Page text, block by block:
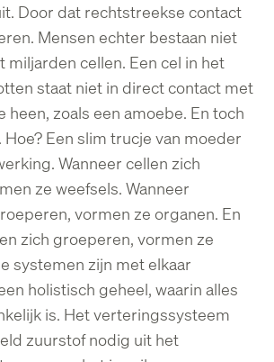
Door dat rechtstreekse contact
Mensen echter bestaan niet
miljarden cellen. Een cel in het
staat niet in direct contact met
heen, zoals een amoebe. En toch
Een slim trucje van moeder
Wanneer cellen zich
ze weefsels. Wanneer
vormen ze organen. En
zich groeperen, vormen ze
systemen zijn met elkaar
holistisch geheel, waarin alles
is. Het verteringssysteem
zuurstof nodig uit het